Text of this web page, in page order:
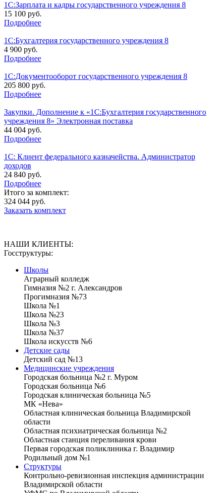
1С:Зарплата и кадры государственного учреждения 8
15 100 руб.
Подробнее
1С:Бухгалтерия государственного учреждения 8
4 900 руб.
Подробнее
1С:Документооборот государственного учреждения 8
205 800 руб.
Подробнее
Закупки. Дополнение к «1С:Бухгалтерия государственного
учреждения 8» Электронная поставка
44 004 руб.
Подробнее
1С: Клиент федерального казначейства. Администратор
доходов
24 840 руб.
Подробнее
Итого за комплект:
324 044 руб.
Заказать комплект
НАШИ КЛИЕНТЫ:
Госструктуры:
Школы
Аграрный колледж
Гимназия №2 г. Александров
Прогимназия №73
Школа №1
Школа №23
Школа №3
Школа №37
Школа искусств №6
Детские сады
Детский сад №13
Медицинские учреждения
Городская больница №2 г. Муром
Городская больница №6
Городская клиническая больница №5
МК «Нева»
Областная клиническая больница Владимирской
области
Областная психиатрическая больница №2
Областная станция переливания крови
Первая городская поликлиника г. Владимир
Родильный дом №1
Структуры
Контрольно-ревизионная инспекция администрации
Владимирской области